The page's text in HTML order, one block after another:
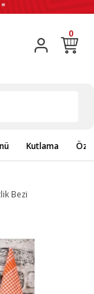
0
Kutlama
Bezi